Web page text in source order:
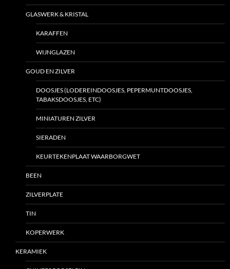
GLASWERK & KRISTAL
KARAFFEN
WIJNGLAZEN
GOUD EN ZILVER
DOOSJES (LODEREINDOOSJES, PEPERMUNTDOOSJES,
TABAKSDOOSJES, ETC)
MINIATUREN ZILVER
SIERADEN
KEURTEKENPLAAT WAARBORGWET
BEEN
ZILVERPLATE
TIN
KOPERWERK
KERAMIEK